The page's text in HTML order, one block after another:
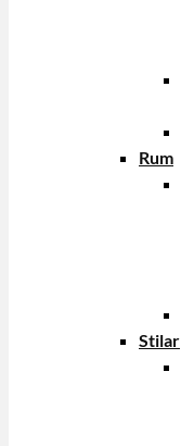
Rum
Stilar